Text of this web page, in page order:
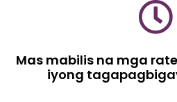
Mas mabilis na mga
iyong